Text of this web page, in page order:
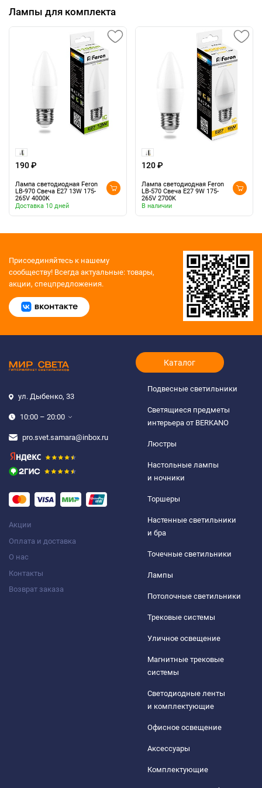
Лампы для комплекта
190 ₽
Лампа светодиодная Feron
LB-970 Свеча E27 13W 175-
265V 4000K
Доставка 10 дней
120 ₽
Лампа светодиодная Feron
LB-570 Свеча E27 9W 175-
265V 2700K
В наличии
Присоединяйтесь к нашему
сообществу! Всегда актуальные: товары,
акции, спецпредложения.
ул. Дыбенко, 33
10:00 – 20:00
pro.svet.samara@inbox.ru
Акции
Оплата и доставка
О нас
Контакты
Возврат заказа
Каталог
Подвесные светильники
Светящиеся предметы
интерьера от BERKANO
Люстры
Настольные лампы
и ночники
Торшеры
Настенные светильники
и бра
Точечные светильники
Лампы
Потолочные светильники
Трековые системы
Уличное освещение
Магнитные трековые
системы
Светодиодные ленты
и комплектующие
Офисное освещение
Аксессуары
Комплектующие